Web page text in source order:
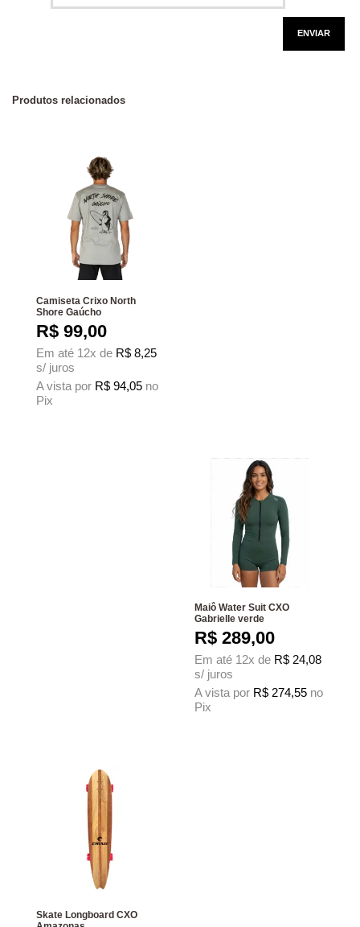
Produtos relacionados
Camiseta Crixo North
Shore Gaúcho
R$ 99,00
Em até 12x de R$ 8,25
s/ juros
A vista por R$ 94,05 no
Pix
Maiô Water Suit CXO
Gabrielle verde
R$ 289,00
Em até 12x de R$ 24,08
s/ juros
A vista por R$ 274,55 no
Pix
Skate Longboard CXO